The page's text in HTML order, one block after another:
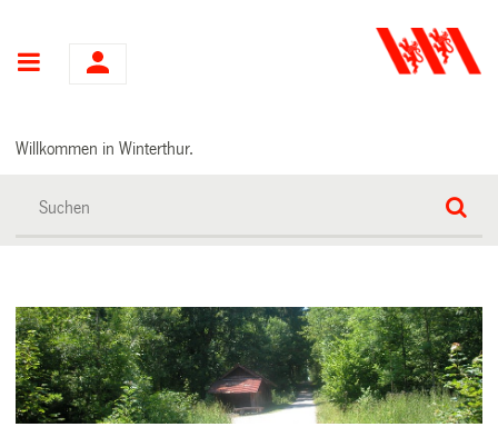
Hauptnavigation
Willkommen in Winterthur.